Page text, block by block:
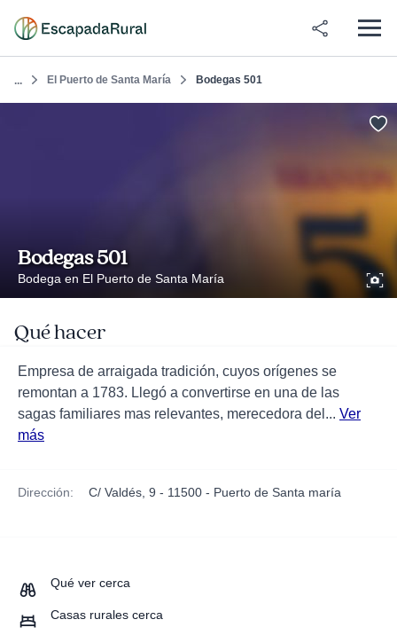
... El Puerto de Santa María Bodegas 501
Bodegas 501
Bodega en El Puerto de Santa María
Qué hacer
Empresa de arraigada tradición, cuyos orígenes se
remontan a 1783. Llegó a convertirse en una de las
sagas familiares mas relevantes, merecedora del... Ver
más
Dirección: C/ Valdés, 9 - 11500 - Puerto de Santa maría
Qué ver cerca
Casas rurales cerca